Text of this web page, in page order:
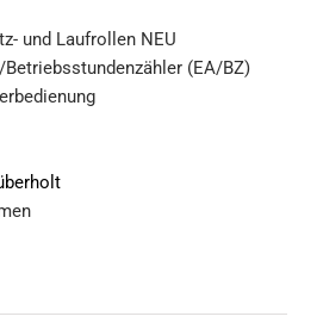
und Laufrollen NEU
Betriebsstundenzähler (EA/BZ)